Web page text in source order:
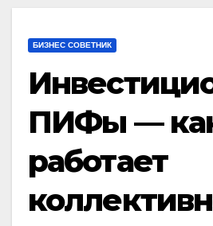
БИЗНЕС СОВЕТНИК
ПИФы —
работает